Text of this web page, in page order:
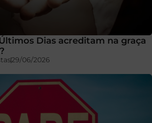
Dias acreditam na graça
29/06/2026